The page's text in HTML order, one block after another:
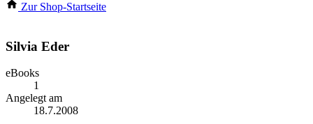
Zur Shop-Startseite
Silvia Eder
eBooks
1
Angelegt am
18.7.2008